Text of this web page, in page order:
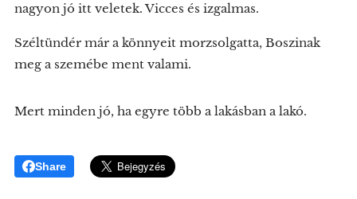
nagyon jó itt veletek. Vicces és izgalmas.
Széltündér már a könnyeit morzsolgatta, Boszinak
meg a szemébe ment valami.
Mert minden jó, ha egyre több a lakásban a lakó.
Share